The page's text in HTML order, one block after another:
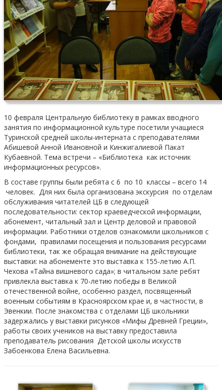
10 февраля Центральную библиотеку в рамках вводного
занятия по информационной культуре посетили учащиеся
Туринской средней школы-интерната с преподавателями
Абишевой Анной Ивановной и Кинжигалиевой Пакат
Кубаевной. Тема встречи – «Библиотека как источник
информационных ресурсов».
В составе группы были ребята с 6 по 10 классы – всего 14
человек. Для них была организована экскурсия по отделам
обслуживания читателей ЦБ в следующей
последовательности: сектор краеведческой информации,
абонемент, читальный зал и Центр деловой и правовой
информации. Работники отделов ознакомили школьников с
фондами, правилами посещения и пользования ресурсами
библиотеки, так же обращая внимание на действующие
выставки: на абонементе это выставка к 155-летию А.П.
Чехова «Тайна вишневого сада»; в читальном зале ребят
привлекла выставка к 70-летию победы в Великой
отечественной войне, особенно раздел, посвященный
военным событиям в Красноярском крае и, в частности, в
Эвенкии. После знакомства с отделами ЦБ школьники
задержались у выставки рисунков «Мифы Древней Греции»,
работы своих учеников на выставку предоставила
преподаватель рисования Детской школы искусств
Забоенкова Елена Васильевна.